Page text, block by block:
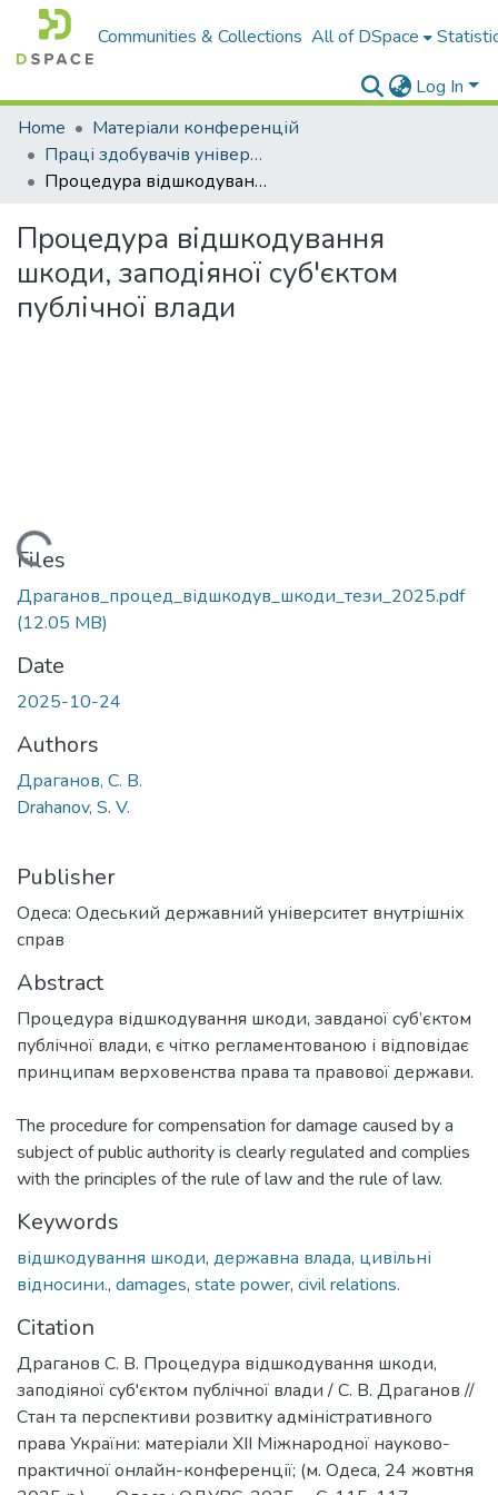
Communities & Collections All of DSpace
Log In
Home
Матеріали конференцій
Праці здобувачів університету
Процедура відшкодування шкоди, заподіяної суб'єктом публічної влади
Процедура відшкодування
шкоди, заподіяної суб'єктом
публічної влади
Loading...
Files
Драганов_процед_відшкодув_шкоди_тези_2025.pdf
(12.05 MB)
Date
2025-10-24
Authors
Драганов, С. В.
Drahanov, S. V.
Publisher
Одеса: Одеський державний університет внутрішніх
справ
Abstract
Процедура відшкодування шкоди, завданої суб’єктом
публічної влади, є чітко регламентованою і відповідає
принципам верховенства права та правової держави.
The procedure for compensation for damage caused by a
subject of public authority is clearly regulated and complies
with the principles of the rule of law and the rule of law.
Keywords
відшкодування шкоди, державна влада, цивільні
відносини., damages, state power, civil relations.
Citation
Драганов С. В. Процедура відшкодування шкоди,
заподіяної суб'єктом публічної влади / С. В. Драганов //
Стан та перспективи розвитку адміністративного
права України: матеріали ХІІ Міжнародної науково-
практичної онлайн-конференції; (м. Одеса, 24 жовтня